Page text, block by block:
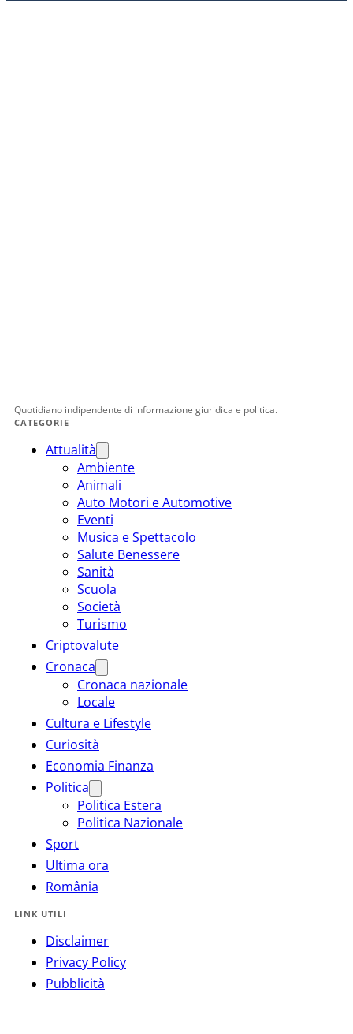
Quotidiano indipendente di informazione giuridica e politica.
CATEGORIE
Attualità
Ambiente
Animali
Auto Motori e Automotive
Eventi
Musica e Spettacolo
Salute Benessere
Sanità
Scuola
Società
Turismo
Criptovalute
Cronaca
Cronaca nazionale
Locale
Cultura e Lifestyle
Curiosità
Economia Finanza
Politica
Politica Estera
Politica Nazionale
Sport
Ultima ora
România
LINK UTILI
Disclaimer
Privacy Policy
Pubblicità